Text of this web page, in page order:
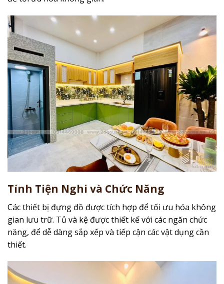
Tính Tiện Nghi và Chức Năng
Các thiết bị đựng đồ được tích hợp để tối ưu hóa không
gian lưu trữ. Tủ và kệ được thiết kế với các ngăn chức
năng, để dễ dàng sắp xếp và tiếp cận các vật dụng cần
thiết.